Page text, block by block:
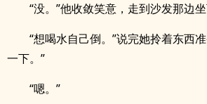
“没。”他收敛笑意，走到沙发那边坐
“想喝水自己倒。”说完她拎着东西
一下。”
“嗯。”